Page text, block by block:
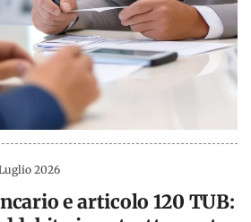
2026
e articolo 120 TUB: